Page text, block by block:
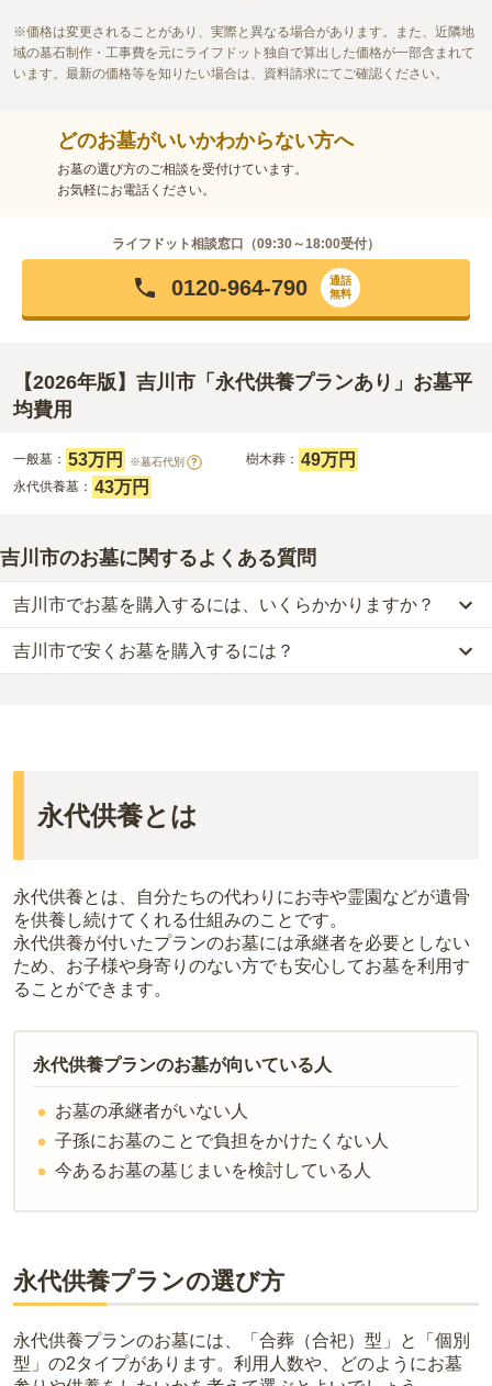
価格は変更されることがあり、実際と異なる場合があります。また、近隣地
域の墓石制作・工事費を元にライフドット独自で算出した価格が一部含まれて
います。最新の価格等を知りたい場合は、資料請求にてご確認ください。
どのお墓がいいかわからない方へ
お墓の選び方のご相談を受付けています。
お気軽にお電話ください。
ライフドット相談窓口（09:30～18:00受付）
0120-964-790
通話
無料
【2026年版】吉川市「永代供養プランあり」お墓平
均費用
一般墓： 53万円 ※墓石代別 ? 樹木葬： 49万円
永代供養墓： 43万円
吉川市のお墓に関するよくある質問
吉川市でお墓を購入するには、いくらかかりますか？
吉川市での購入費用の目安は、一般墓が約222万円、樹木葬が約34
万円、永代供養墓が約43万円です。
平均
よって変わります。
樹木葬・納骨堂・永代供養墓は、基本的に墓石代がかからず、永代
なお、お墓によっては以下の費用が別途かかる場合があります。
・開眼法要の費用 ：お墓を新しく建てた際に行う儀式のための費
用。僧侶に渡すお布施がかかります。
・納骨式の費用：お墓に遺骨を納める儀式のための費用。僧侶に渡
すお布施、会食などの費用がかかります。
正確な費用は、区画や石材の選び方によって大きく変わるため、見
積もりを取るまで確定しません。
現地見学では、担当者に「提示金額以外にかかる費用はないか」を
必ず確認することをおすすめします。
現地への見学が難しい場合は、資料請求でも各霊園の詳しい料金案
内を取り寄せることができます。
吉川市で安くお墓を購入するには？
する
されています。
吉川市で安価なお墓を探したい場合は、価格の安い順で並び替えて
お墓を探すのがおすすめです。
永代供養とは
永代供養とは、自分たちの代わりにお寺や霊園などが遺骨
を供養し続けてくれる仕組みのことです。
永代供養が付いたプランのお墓には承継者を必要としない
ため、お子様や身寄りのない方でも安心してお墓を利用す
ることができます。
永代供養プランのお墓が向いている人
お墓の承継者がいない人
子孫にお墓のことで負担をかけたくない人
今あるお墓の墓じまいを検討している人
永代供養プランの選び方
永代供養プランのお墓には、「合葬（合祀）型」と「個別
型」の2タイプがあります。利用人数や、どのようにお墓